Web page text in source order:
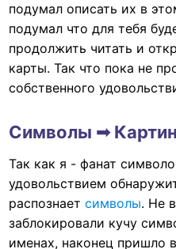
подумал описать их в
подумал что для тебя
продолжить читать и
карты. Так что пока не
собственного
Символы ➟
Так как я - фанат
удовольствием
распознаетсимволы. Не
заблокировали кучу
именах, наконец пришло